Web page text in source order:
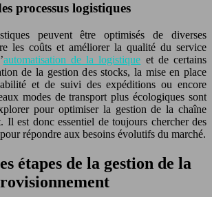
processus logistiques
peuvent être optimisés de diverses
les coûts et améliorer la qualité du service
automatisation de la logistique et de certains
de la gestion des stocks, la mise en place
et de suivi des expéditions ou encore
modes de transport plus écologiques sont
pour optimiser la gestion de la chaîne
Il est donc essentiel de toujours chercher des
répondre aux besoins évolutifs du marché.
étapes de la gestion de la